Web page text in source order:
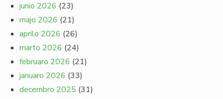
junio 2026 (23)
majo 2026 (21)
aprilo 2026 (26)
marto 2026 (24)
februaro 2026 (21)
januaro 2026 (33)
decembro 2025 (31)